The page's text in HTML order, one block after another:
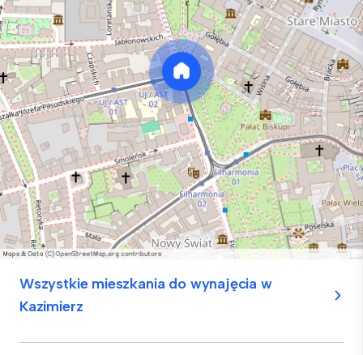
Wszystkie mieszkania do wynajęcia w
Kazimierz